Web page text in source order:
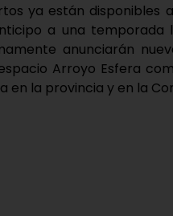
ya están disponibles
a una temporada
anunciarán
Arroyo Esfera
la provincia y en la